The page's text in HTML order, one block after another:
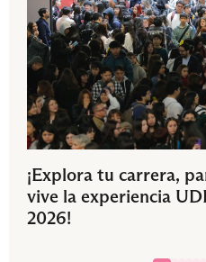
¡Explora tu carrera,
vive la experiencia
2026!